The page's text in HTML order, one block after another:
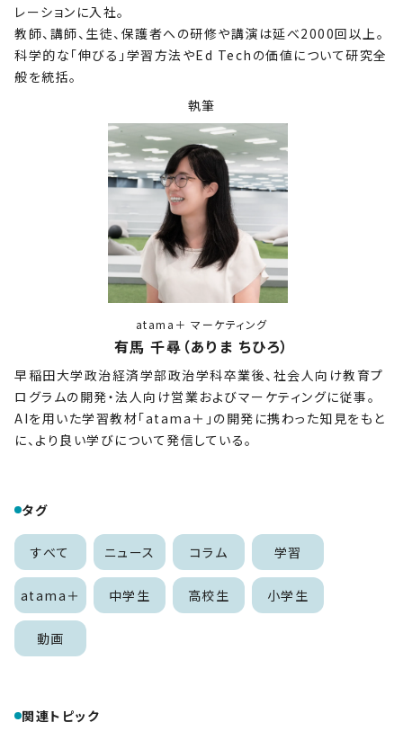
レーションに入社。
教師、講師、生徒、保護者への研修や講演は延べ2000回以上。
科学的な「伸びる」学習方法やEd Techの価値について研究全
般を統括。
執筆
atama＋ マーケティング
有馬 千尋（ありま ちひろ）
早稲田大学政治経済学部政治学科卒業後、社会人向け教育プ
ログラムの開発・法人向け営業およびマーケティングに従事。
AIを用いた学習教材「atama＋」の開発に携わった知見をもと
に、より良い学びについて発信している。
タグ
すべて ニュース コラム 学習
atama＋ 中学生 高校生 小学生
動画
関連トピック